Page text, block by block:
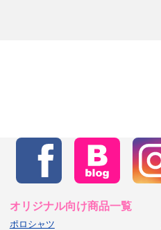
オリジナル向け商品一覧
ポロシャツ